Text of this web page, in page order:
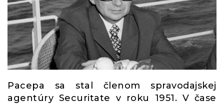
Pacepa sa stal členom spravodajskej
agentúry Securitate v roku 1951. V čase